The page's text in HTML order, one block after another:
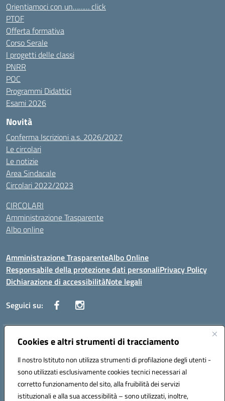
Cookies e altri strumenti di tracciamento
Il nostro Istituto non utilizza strumenti di profilazione degli utenti -
sono utilizzati esclusivamente cookies tecnici necessari al
corretto funzionamento del sito, alla fruibilità dei servizi
istituzionali e alla sua accessibilità – sono utilizzati, inoltre,
Orientiamoci con un……… click
PTOF
Offerta formativa
Corso Serale
I progetti delle classi
PNRR
POC
Programmi Didattici
Esami 2026
Novità
Conferma Iscrizioni a.s. 2026/2027
Le circolari
Le notizie
Area Sindacale
Circolari 2022/2023
CIRCOLARI
Amministrazione Trasparente
Albo online
Amministrazione TrasparenteAlbo Online
Responsabile della protezione dati personaliPrivacy Policy
Dichiarazione di accessibilitàNote legali
Seguici su:
Indirizzo:Corso Vittorio Emanuele, 27 90133 - Palermo
Posta elettronica certificata (PEC):pais03600r@pec.istruzione.it
Codice fiscale: 97308550827
Codice meccanografico: PAIS03600R